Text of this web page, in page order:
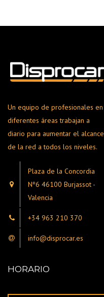
Un equipo de profesionales en
diferentes áreas trabajan a
diario para aumentar el alcance
de la red a todos los niveles.
Plaza de la Concordia
Nº6 46100 Burjassot -
Valencia
+34 963 210 370
info@disprocar.es
HORARIO